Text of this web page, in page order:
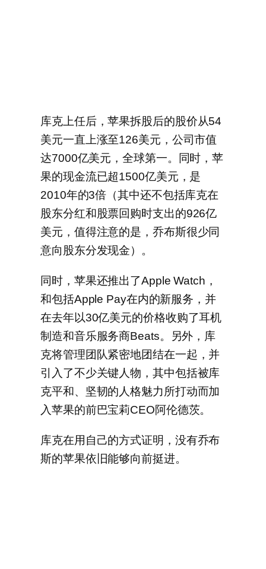
库克上任后，苹果拆股后的股价从54
美元一直上涨至126美元，公司市值
达7000亿美元，全球第一。同时，苹
果的现金流已超1500亿美元，是
2010年的3倍（其中还不包括库克在
股东分红和股票回购时支出的926亿
美元，值得注意的是，乔布斯很少同
意向股东分发现金）。
同时，苹果还推出了Apple Watch，
和包括Apple Pay在内的新服务，并
在去年以30亿美元的价格收购了耳机
制造和音乐服务商Beats。另外，库
克将管理团队紧密地团结在一起，并
引入了不少关键人物，其中包括被库
克平和、坚韧的人格魅力所打动而加
入苹果的前巴宝莉CEO阿伦德茨。
库克在用自己的方式证明，没有乔布
斯的苹果依旧能够向前挺进。